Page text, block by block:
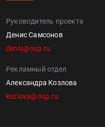
Руководитель проекта
Денис Самсонов
denis@osp.ru
Рекламный отдел
Александра Козлова
kozlova@osp.ru